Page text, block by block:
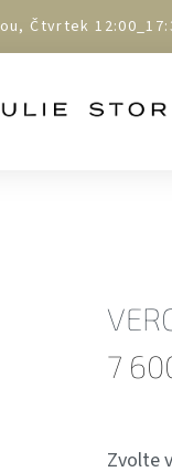
Čtvrtek
7
Zvolte